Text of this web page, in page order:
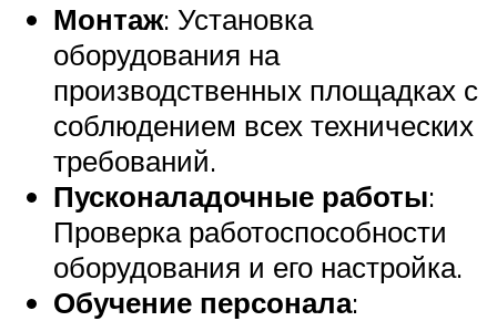
Монтаж: Установка
оборудования на
производственных площадках с
соблюдением всех технических
требований.
Пусконаладочные работы:
Проверка работоспособности
оборудования и его настройка.
Обучение персонала: